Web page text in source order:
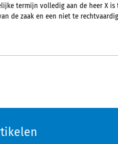
termijn volledig aan de heer X is
de zaak en een niet te